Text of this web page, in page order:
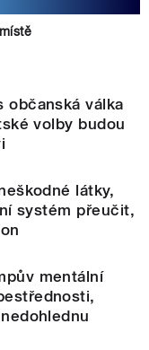
občanská válka
volby budou
látky,
systém přeučit,
mentální